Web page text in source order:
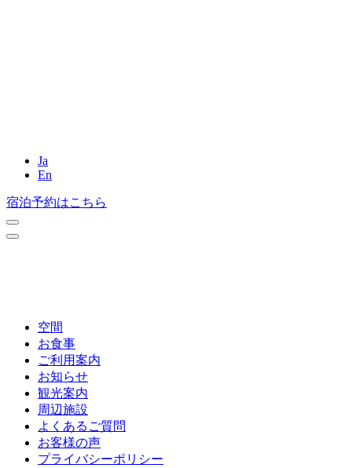
Ja
En
宿泊予約はこちら
空間
お食事
ご利用案内
お知らせ
観光案内
周辺施設
よくあるご質問
お客様の声
プライバシーポリシー